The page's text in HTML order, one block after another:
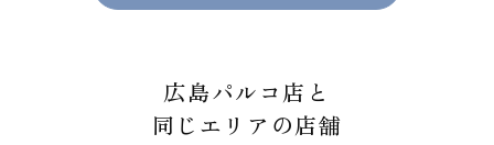
広島パルコ店と
同じエリアの店舗